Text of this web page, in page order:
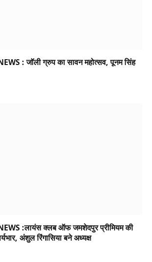
: जॉली ग्रुप का सावन महोत्सव, पूनम सिंह
:लायंस क्लब ऑफ जमशेदपुर प्रीमियम की
अंशुल रिंगासिया बने अध्यक्ष